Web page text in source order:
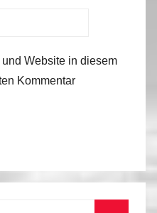
Website in diesem
Kommentar